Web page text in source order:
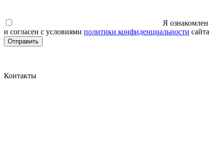
Я ознакомлен
и согласен с условиями политики конфиденциальности сайта
Отправить
Контакты